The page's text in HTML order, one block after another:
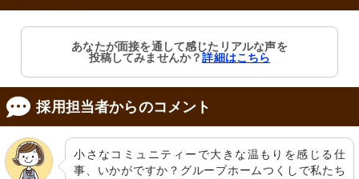
居室
温もりある木目調の部屋には必要な備
品が揃い、快適な環境です。
キッチン
清潔感のあふれるキッチンは、使いや
すい設計です。日々の料理作業もスム
ーズに行えます。
あなたが面接を通して感じたリアルな声を
投稿してみませんか？詳細はこちら
採用担当者からのコメント
小さなコミュニティーで大きな温もりを感じる仕
事、いかがですか？グループホームつくしで私たち